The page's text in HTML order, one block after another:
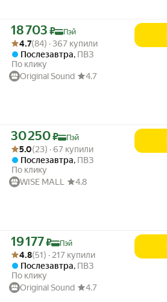
Цена с картой Яндекс Пэй 18703 ₽ вместо
18 703 ₽
Пэй
Рейтинг товара: 4.7 из 5
Оценок: (84) · 367 купили
4.7(84) · 367 купили
Послезавтра, ПВЗ
По клику
Original Sound
4.7
Цена с картой Яндекс Пэй 30250 ₽ вместо
30 250₽
Пэй
Рейтинг товара: 5.0 из 5
Оценок: (23) · 67 купили
5.0(23) · 67 купили
Послезавтра, ПВЗ
По клику
WISE MALL
4.8
Цена с картой Яндекс Пэй 19177 ₽ вместо
19 177₽
Пэй
Рейтинг товара: 4.8 из 5
Оценок: (51) · 217 купили
4.8(51) · 217 купили
Послезавтра, ПВЗ
По клику
Original Sound
4.7